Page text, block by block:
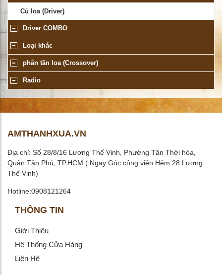
Củ loa (Driver)
Driver COMBO
Loại khác
phân tần loa (Crossover)
Radio
AMTHANHXUA.VN
Địa chỉ: Số 28/8/16 Lương Thế Vinh, Phường Tân Thới hòa,
Quận Tân Phú, TP.HCM ( Ngay Góc công viên Hẻm 28 Lương
Thế Vinh)
Hotline:0908121264
THÔNG TIN
Giới Thiệu
Hệ Thống Cửa Hàng
Liên Hệ